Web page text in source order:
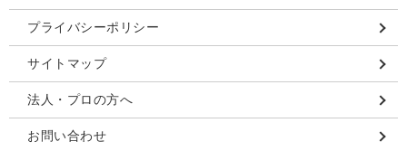
プライバシーポリシー
サイトマップ
法人・プロの方へ
お問い合わせ